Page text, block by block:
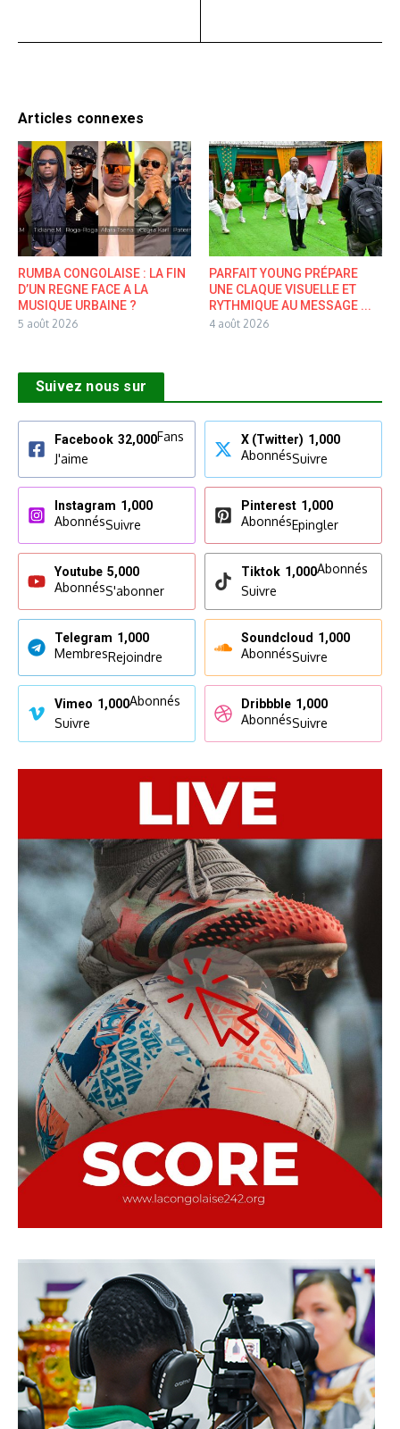
Articles connexes
RUMBA CONGOLAISE : LA FIN
D’UN REGNE FACE A LA
MUSIQUE URBAINE ?
5 août 2026
PARFAIT YOUNG PRÉPARE
UNE CLAQUE VISUELLE ET
RYTHMIQUE AU MESSAGE ...
4 août 2026
Suivez nous sur
Facebook 32,000Fans
J'aime
X (Twitter) 1,000
AbonnésSuivre
Instagram 1,000
AbonnésSuivre
Pinterest 1,000
AbonnésEpingler
Youtube 5,000
AbonnésS'abonner
Tiktok 1,000Abonnés
Suivre
Telegram 1,000
MembresRejoindre
Soundcloud 1,000
AbonnésSuivre
Vimeo 1,000Abonnés
Suivre
Dribbble 1,000
AbonnésSuivre